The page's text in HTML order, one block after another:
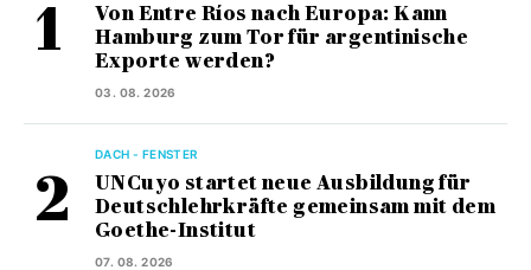
Von Entre Ríos nach Europa: Kann
Hamburg zum Tor für argentinische
Exporte werden?
03. 08. 2026
DACH - FENSTER
UNCuyo startet neue Ausbildung für
Deutschlehrkräfte gemeinsam mit dem
Goethe-Institut
07. 08. 2026